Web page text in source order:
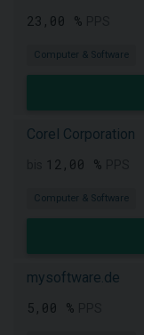
23,00 %
Computer & Software
Corel Corporation
12,00 %
Computer & Software
mysoftware.de
5,00 %